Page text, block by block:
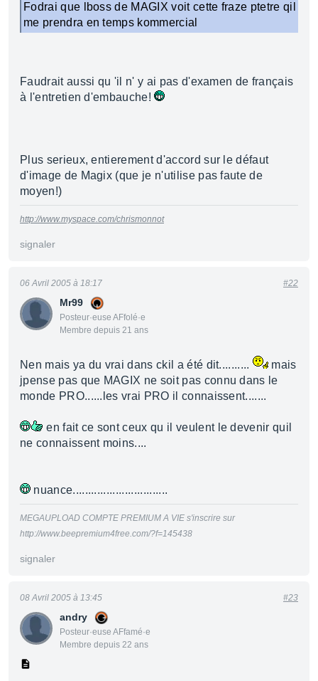
Fodrai que lboss de MAGIX voit cette fraze ptetre qil
me prendra en temps kommercial
Faudrait aussi qu 'il n' y ai pas d'examen de français
à l'entretien d'embauche!
Plus serieux, entierement d'accord sur le défaut
d'image de Magix (que je n'utilise pas faute de
moyen!)
http://www.myspace.com/chrismonnot
signaler
Mr99
Posteur·euse AFfolé·e
Membre depuis 21 ans
06 Avril 2005 à 18:17 #22
Nen mais ya du vrai dans ckil a été dit..........
mais
jpense pas que MAGIX ne soit pas connu dans le
monde PRO......les vrai PRO il connaissent.......
en fait ce sont ceux qu il veulent le devenir quil
ne connaissent moins....
nuance...............................
MEGAUPLOAD COMPTE PREMIUM A VIE s'inscrire sur
http://www.beepremium4free.com/?f=145438
signaler
andry
Posteur·euse AFfamé·e
Membre depuis 22 ans
08 Avril 2005 à 13:45 #23